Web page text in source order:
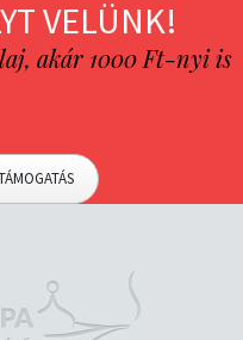
VELÜNK!
akár 1000 Ft-nyi is